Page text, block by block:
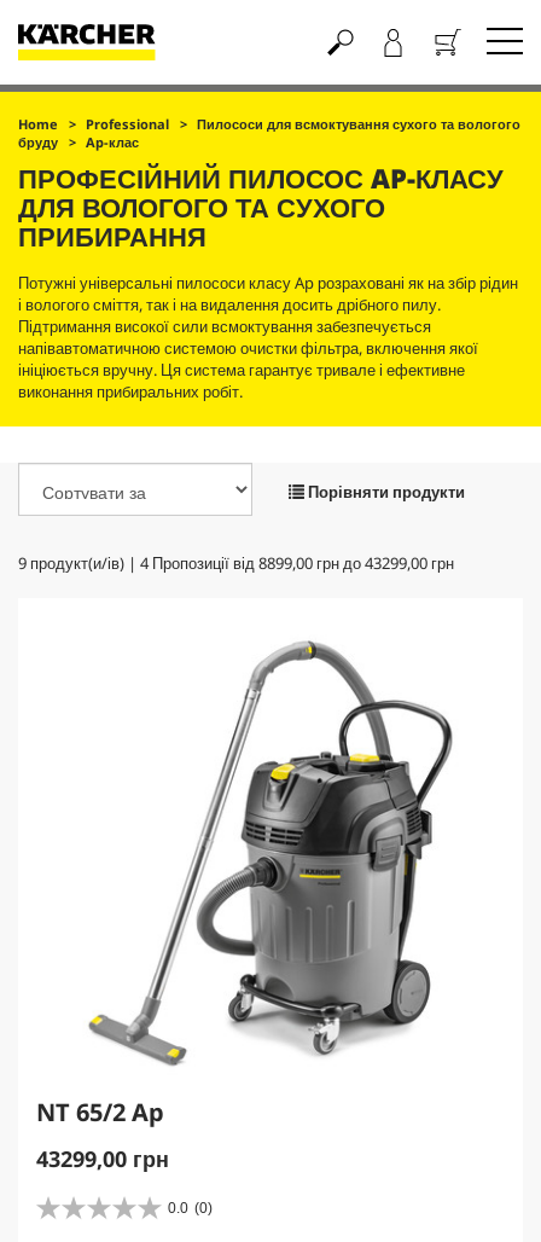
Кошик
Home Professional
Пилососи для всмоктування сухого та вологого
бруду
Ap-клас
ПРОФЕСІЙНИЙ ПИЛОСОС AP-КЛАСУ
ДЛЯ ВОЛОГОГО ТА СУХОГО
ПРИБИРАННЯ
Потужні універсальні пилососи класу Ap розраховані як на збір рідин
і вологого сміття, так і на видалення досить дрібного пилу.
Підтримання високої сили всмоктування забезпечується
напівавтоматичною системою очистки фільтра, включення якої
ініціюється вручну. Ця система гарантує тривале і ефективне
виконання прибиральних робіт.
Порівняти продукти
9 продукт(и/ів) | 4Пропозиції від8899,00 грндо43299,00 грн
NT 65/2 Ap
C
r
43299,00 грн
0.0 (0)
0